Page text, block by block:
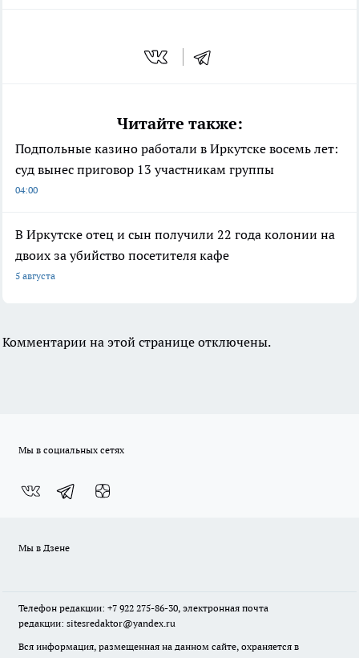
Читайте также:
Подпольные казино работали в Иркутске восемь лет:
суд вынес приговор 13 участникам группы
04:00
В Иркутске отец и сын получили 22 года колонии на
двоих за убийство посетителя кафе
5 августа
Комментарии на этой странице отключены.
Мы в социальных сетях
Мы в Дзене
Телефон редакции: +7 922 275-86-30, электронная почта
редакции: sitesredaktor@yandex.ru
Вся информация, размещенная на данном сайте, охраняется в